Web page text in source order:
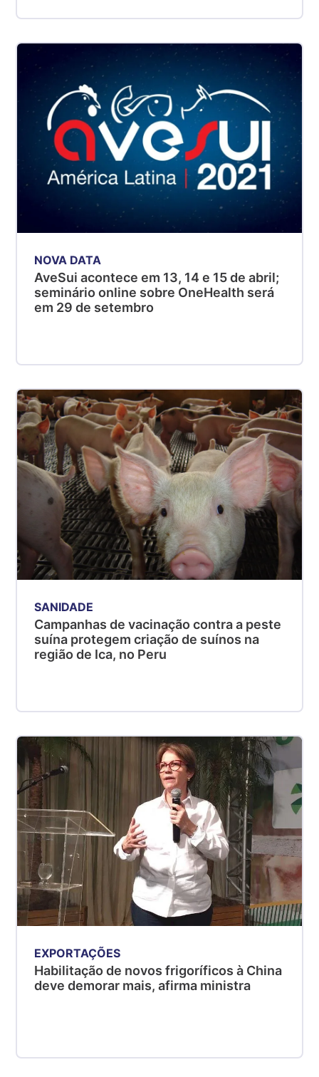
NOVA DATA
AveSui acontece em 13, 14 e 15 de abril;
seminário online sobre OneHealth será
em 29 de setembro
SANIDADE
Campanhas de vacinação contra a peste
suína protegem criação de suínos na
região de Ica, no Peru
EXPORTAÇÕES
Habilitação de novos frigoríficos à China
deve demorar mais, afirma ministra